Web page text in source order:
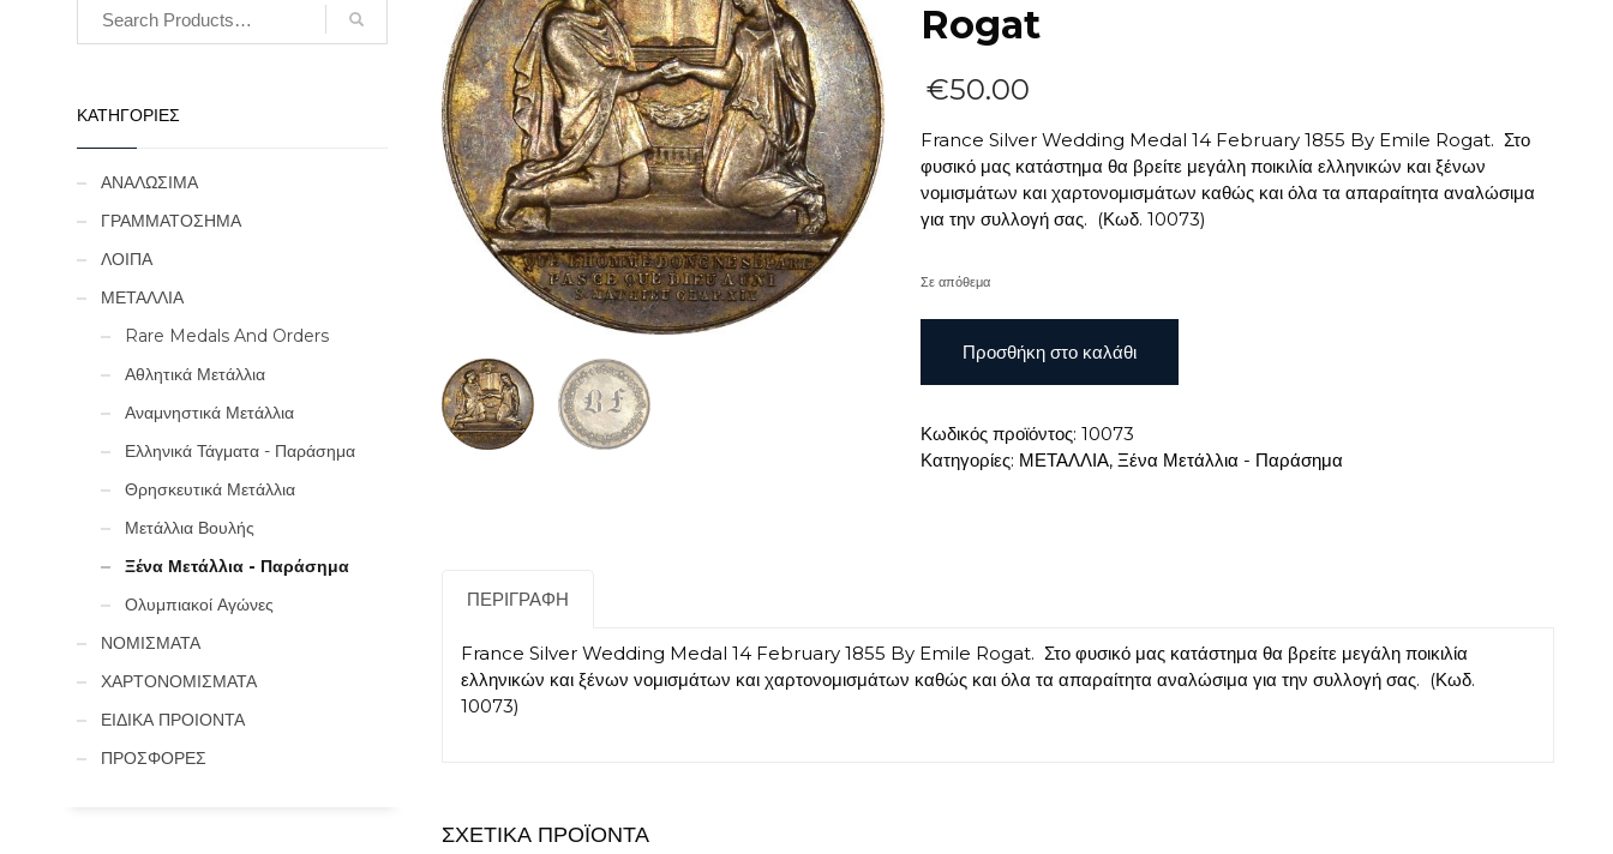
Rogat
€50.00
France Silver Wedding Medal 14 February 1855 By Emile Rogat. Στο
φυσικό μας κατάστημα θα βρείτε μεγάλη ποικιλία ελληνικών και ξένων
νομισμάτων και χαρτονομισμάτων καθώς και όλα τα απαραίτητα αναλώσιμα
για την συλλογή σας. (Κωδ. 10073)
Σε απόθεμα
Silver
Wedding
14
February
Προσθήκη στο καλάθι
Κωδικός προϊόντος: 10073
Κατηγορίες: ΜΕΤΑΛΛΙΑ, Ξένα Μετάλλια - Παράσημα
ΠΕΡΙΓΡΑΦΉ
France Silver Wedding Medal 14 February 1855 By Emile Rogat. Στο φυσικό μας κατάστημα θα βρείτε μεγάλη ποικιλία
ελληνικών και ξένων νομισμάτων και χαρτονομισμάτων καθώς και όλα τα απαραίτητα αναλώσιμα για την συλλογή σας. (Κωδ.
10073)
ΣΧΕΤΙΚΆ ΠΡΟΪΌΝΤΑ
ΚΑΤΗΓΟΡΙΕΣ
ΑΝΑΛΩΣΙΜΑ
ΓΡΑΜΜΑΤΟΣΗΜΑ
ΛΟΙΠΑ
ΜΕΤΑΛΛΙΑ
Rare Medals And Orders
Αθλητικά Μετάλλια
Αναμνηστικά Μετάλλια
Ελληνικά Τάγματα - Παράσημα
Θρησκευτικά Μετάλλια
Μετάλλια Βουλής
Ξένα Μετάλλια - Παράσημα
Ολυμπιακοί Αγώνες
ΝΟΜΙΣΜΑΤΑ
ΧΑΡΤΟΝΟΜΙΣΜΑΤΑ
ΕΙΔΙΚΑ ΠΡΟΙΟΝΤΑ
ΠΡΟΣΦΟΡΕΣ